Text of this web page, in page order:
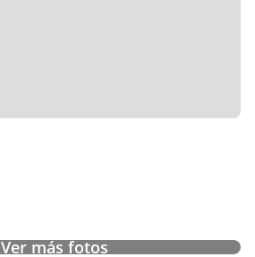
Ver más fotos